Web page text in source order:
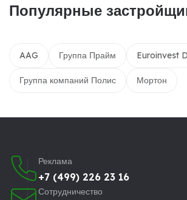
Популярные
AAG Группа Прайм Euroinvest
Группа компаний Полис Мортон
Реклама
+7 (499) 226 23 16
Сотрудничество